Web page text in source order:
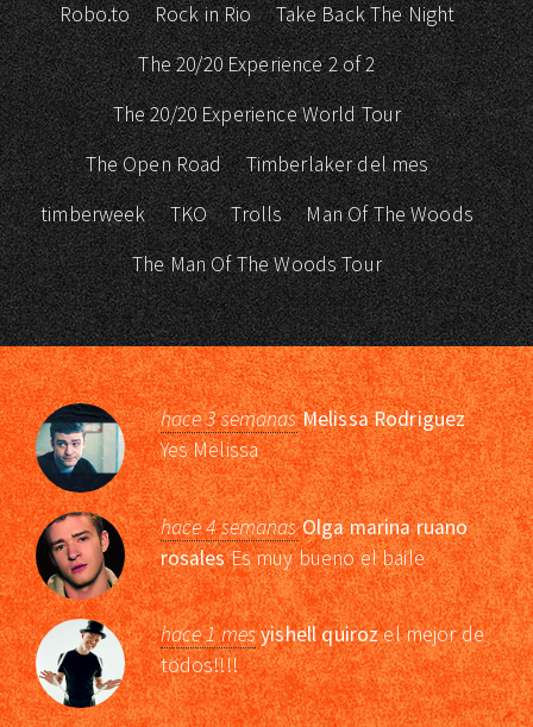
Robo.to
Rock in Rio
Take Back The Night
The 20/20 Experience 2 of 2
The 20/20 Experience World Tour
The Open Road
Timberlaker del mes
timberweek
TKO Trolls
Man Of The Woods
The Man Of The Woods Tour
hace 3 semanasMelissa Rodriguez
Yes Melissa
hace 4 semanasOlga marina ruano
rosalesEs muy bueno el baile
hace 1 mesyishell quirozel mejor de
todos!!!!